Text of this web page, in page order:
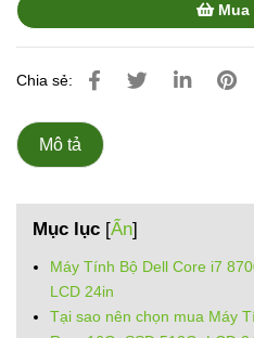
Mua
Chia sẻ:
Mô tả
Mục lục [Ẩn]
Máy Tính Bộ Dell Core i7
LCD 24in
Tại sao nên chọn mua Máy